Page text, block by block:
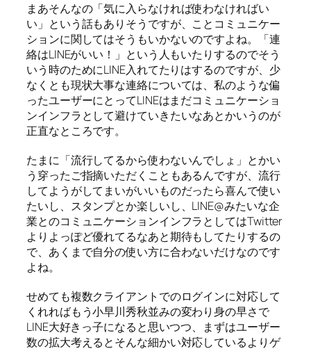
まあそんなの「気に入らなければ使わなければい
い」という話もありそうですが、ことコミュニケー
ションに関してはそうもいかないのですよね。「連
絡はLINEがいい！」という人もいたりするのでそう
いう時のためにLINE入れてたりはするのですが、少
なくとも現状大事な連絡については、私のような偏
ったユーザーにとってLINEはまだコミュニケーショ
ンインフラとして避けていきたいなあとかいうのが
正直なところです。
たまに「流行してるから使わないんでしょ」とかい
う穿ったご指摘いただくこともあるんですが、流行
してようがしてまいがいいものだったら喜んで使い
たいし、スタンプとか楽しいし、LINE@みたいな企
業とのコミュニケーションインフラとしてはTwitter
よりよっぽど優れてるなあと期待もしてたりするの
で、あくまで自分の使い方に合わないだけなのです
よね。
せめても複数クライアントでのログインに対応して
くれればもう小早川秀秋並みの変わり身の早さで
LINE大好きっ子になると思いつつ、まずはユーザー
数の拡大考えるとそんな細かい対応しているよりゲ